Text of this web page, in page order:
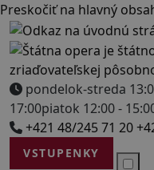
Preskočiť na hlavný
pondelok-streda
17:00piatok 12:00 -
+421 48/245 71 20
VSTUPENKY